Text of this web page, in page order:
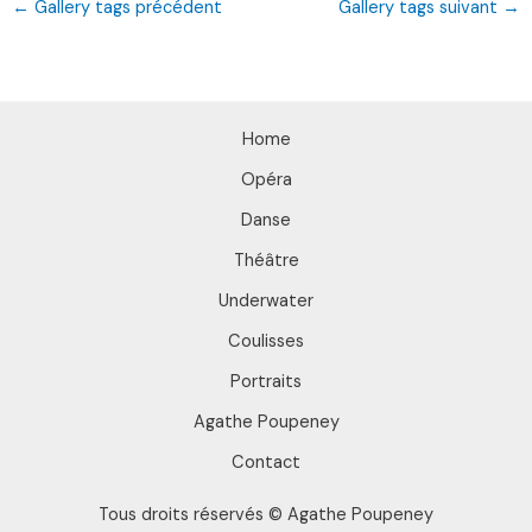
← Gallery tags précédent Gallery tags suivant →
Home
Opéra
Danse
Théâtre
Underwater
Coulisses
Portraits
Agathe Poupeney
Contact
Tous droits réservés © Agathe Poupeney